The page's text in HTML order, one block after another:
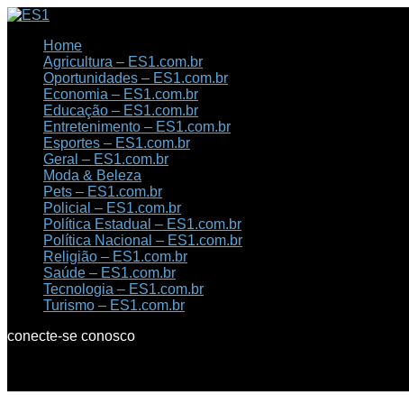
Home
Agricultura – ES1.com.br
Oportunidades – ES1.com.br
Economia – ES1.com.br
Educação – ES1.com.br
Entretenimento – ES1.com.br
Esportes – ES1.com.br
Geral – ES1.com.br
Moda & Beleza
Pets – ES1.com.br
Policial – ES1.com.br
Política Estadual – ES1.com.br
Política Nacional – ES1.com.br
Religião – ES1.com.br
Saúde – ES1.com.br
Tecnologia – ES1.com.br
Turismo – ES1.com.br
conecte-se conosco